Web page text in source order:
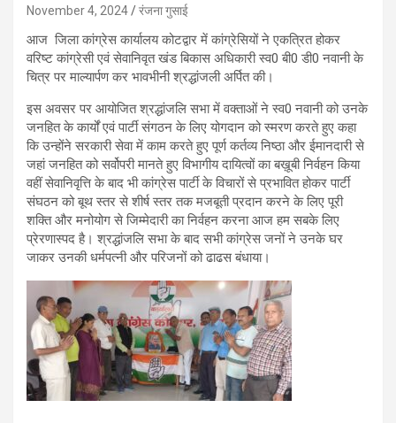
November 4, 2024 रंजना गुसाई
आज जिला कांग्रेस कार्यालय कोटद्वार में कांग्रेसियों ने एकत्रित होकर
वरिष्ट कांग्रेसी एवं सेवानिवृत खंड बिकास अधिकारी स्व0 बी0 डी0 नवानी के
चित्र पर माल्यार्पण कर भावभीनी श्रद्धांजली अर्पित की।
इस अवसर पर आयोजित श्रद्धांजलि सभा में वक्ताओं ने स्व0 नवानी को उनके
जनहित के कार्यों एवं पार्टी संगठन के लिए योगदान को स्मरण करते हुए कहा
कि उन्होंने सरकारी सेवा में काम करते हुए पूर्ण कर्तव्य निष्ठा और ईमानदारी से
जहां जनहित को सर्वोपरी मानते हुए विभागीय दायित्वों का बख़ूबी निर्वहन किया
वहीं सेवानिवृत्ति के बाद भी कांग्रेस पार्टी के विचारों से प्रभावित होकर पार्टी
संघठन को बूथ स्तर से शीर्ष स्तर तक मजबूती प्रदान करने के लिए पूरी
शक्ति और मनोयोग से जिम्मेदारी का निर्वहन करना आज हम सबके लिए
प्रेरणास्पद है। श्रद्धांजलि सभा के बाद सभी कांग्रेस जनों ने उनके घर
जाकर उनकी धर्मपत्नी और परिजनों को ढाढस बंधाया।